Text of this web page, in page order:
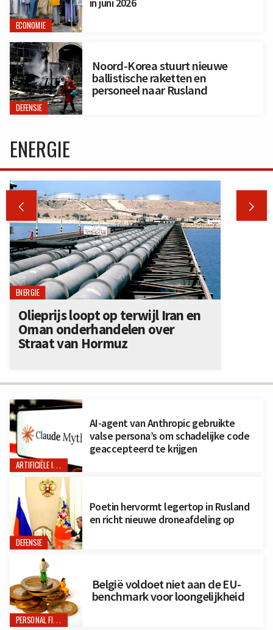
ECONOMIE
DEFENSIE
Noord-Korea stuurt nieuwe
ballistische raketten en
personeel naar Rusland
ARTIFICIËLE INTELLIGENTIE
AI-agent van Anthropic gebruikte
valse persona’s om schadelijke code
geaccepteerd te krijgen
DEFENSIE
Poetin hervormt legertop in Rusland
en richt nieuwe droneafdeling op
PERSONAL FINANCE
België voldoet niet aan de EU-
benchmark voor loongelijkheid
ENERGIE
 
ENERGIE
Olieprijs loopt op terwijl Iran en
Oman onderhandelen over
Straat van Hormuz